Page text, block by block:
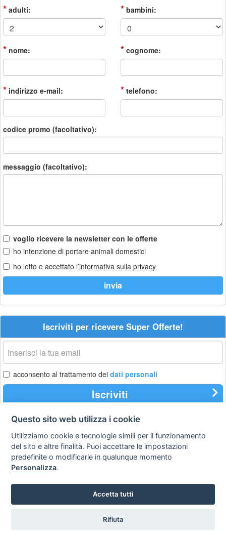
* adulti: * bambini:
* nome: * cognome:
* indirizzo e-mail: * telefono:
codice promo (facoltativo):
messaggio (facoltativo):
voglio ricevere la newsletter con le offerte
ho intenzione di portare animali domestici
ho letto e accettato l’informativa sulla privacy
Iscriviti per ricevere Super Offerte!
La
tua
email
acconsento al trattamento dei dati personali
Iscriviti
Privacy
policy
Avviso
legale
Scrivici
Copyright © 2008
SVILUPPO TURISMO ITALIA S.r.L. unipersonale
P.IVA: 01665350433 - R.E.A. FM-195884 Via A. Costa, 2
Questo sito web utilizza i cookie
Utilizziamo cookie e tecnologie simili per il funzionamento
del sito e altre finalità. Puoi accettare le impostazioni
predefinite o modificarle in qualunque momento
Personalizza.
Accetta tutti
Rifiuta